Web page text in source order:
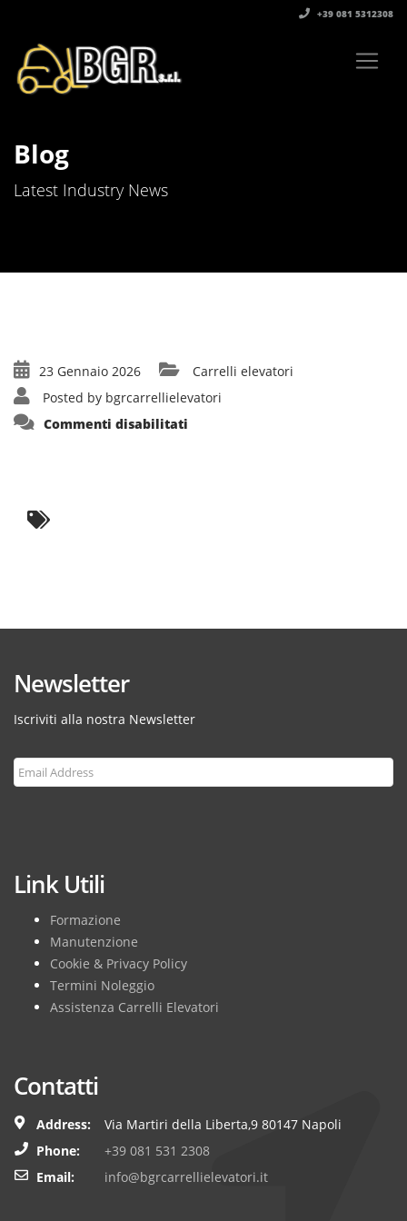
+39 081 5312308‬
Blog
Latest Industry News
23 Gennaio 2026
Carrelli elevatori
Posted by bgrcarrellielevatori
Commenti disabilitati
Newsletter
Iscriviti alla nostra Newsletter
Link Utili
Formazione
Manutenzione
Cookie & Privacy Policy
Termini Noleggio
Assistenza Carrelli Elevatori
Contatti
Address:
Via Martiri della Liberta,9 80147 Napoli
Phone:
+39 081 531 2308
Email:
info@bgrcarrellielevatori.it